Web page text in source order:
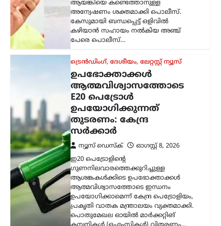
ഇ20 പെട്രോളിന്റെ
ഗുണനിലവാരത്തെക്കുറിച്ചുള്ള
ആശങ്കകൾക്കിടെ ഉപഭോക്താക്കൾ
ആത്മവിശ്വാസത്തോടെ ഇന്ധനം
ഉപയോഗിക്കാമെന്ന് കേന്ദ്ര പെട്രോളിയം,
പ്രകൃതി വാതക മന്ത്രാലയം വ്യക്തമാക്കി.
പൊതുമേഖല ഓയിൽ മാർക്കറ്റിങ്
കമ്പനികൾ (ഒഎംസികൾ) വിതരണം…
കേരളം, ട്രെൻഡിംഗ്
ലേറ്റസ്റ്റ് ന്യൂസ്
‘കേരളത്തിൽ ബിജെപി
അല്ല, പക്ഷേ
ബിജെപിക്കായി
ഭരിക്കുന്നത് യുഡിഎഫ്’;
സതീശനെതിരെ എം.വി.
ഗോവിന്ദൻ
ന്യൂസ് ഡെസ്ക്
ഓഗസ്റ്റ്‌ 8, 2026
കേരളത്തിൽ ബിജെപി
അധികാരത്തിലില്ലെങ്കിലും വി.ഡി.
സതീശന്റെ നേതൃത്വത്തിലുള്ള യുഡിഎഫ്